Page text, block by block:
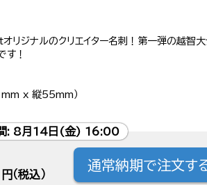
リジナルのクリエイター名刺！第一弾の越智
す！
x 縦55mm）
: 8月14日(金) 16:00
円（税込）
通常納期で注文す